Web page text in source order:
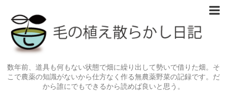
数年前、道具も何もない状態で畑に繰り出して勢いで借りた畑。そ
こで農薬の知識がないから仕方なく作る無農薬野菜の記録です。だ
から誰にでもできるから読めば良いと思う。